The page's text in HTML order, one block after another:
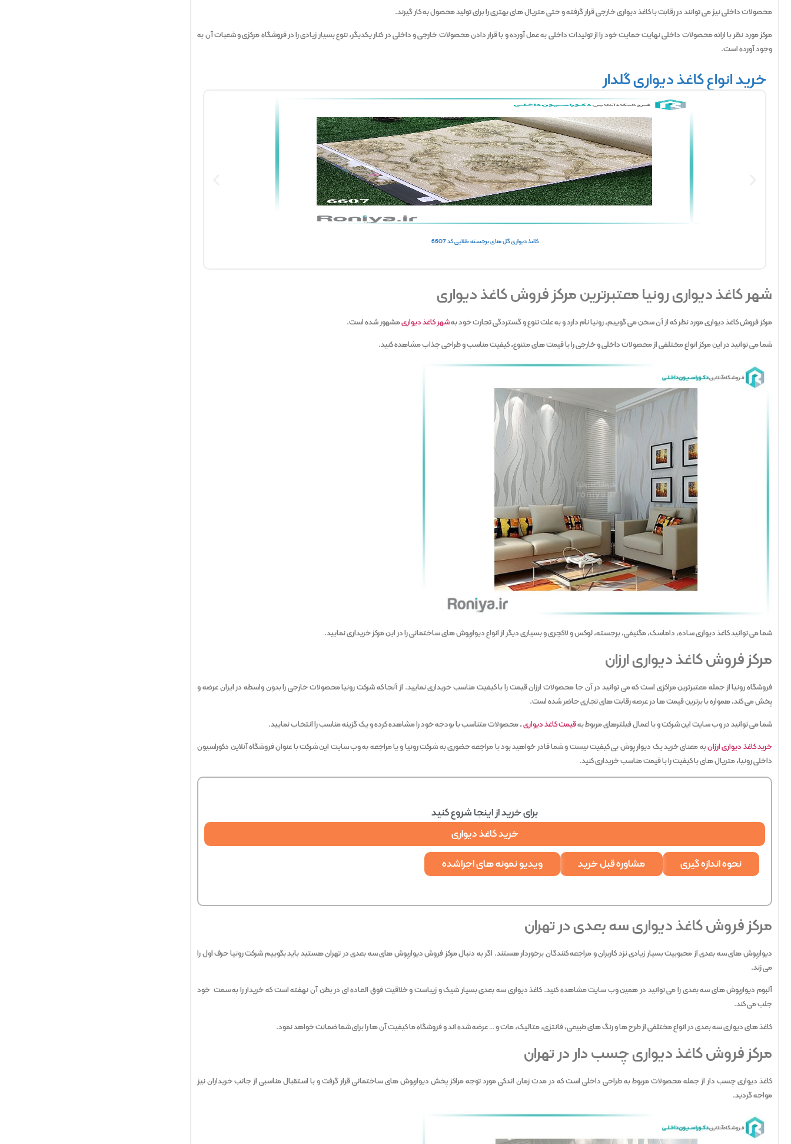
محصولات داخلی نیز می توانند در رقابت با کاغذ دیواری خارجی قرار گرفته و حتی متریال های بهتری را برای تولید محصول به کار گیرند.
مرکز مورد نظر با ارائه محصولات داخلی نهایت حمایت خود را از تولیدات داخلی به عمل آورده و با قرار دادن محصولات خارجی و داخلی در کنار یکدیگر، تنوع بسیار زیادی را در فروشگاه مرکزی و شعبات آن به
وجود آورده است.
خرید انواع کاغذ دیواری گلدار
کاغذ دیواری گل های برجسته طلایی کد 6607
شهر کاغذ دیواری رونیا معتبرترین مرکز فروش کاغذ دیواری
مرکز فروش کاغذ دیواری مورد نظر که از آن سخن می گوییم، رونیا نام دارد و به علت تنوع و گستردگی تجارت خود بهشهر کاغذ دیواریمشهور شده است.
شما می توانید در این مرکز انواع مختلفی از محصولات داخلی و خارجی را با قیمت های متنوع، کیفیت مناسب و طراحی جذاب مشاهده کنید.
شما می توانید کاغذ دیواری ساده، داماسک، مگنیفی، برجسته، لوکس و لاکچری و بسیاری دیگر از انواع دیوارپوش های ساختمانی را در این مرکز خریداری نمایید.
مرکز فروش کاغذ دیواری ارزان
فروشگاه رونیا از جمله معتبرترین مراکزی است که می توانید در آن جا محصولات ارزان قیمت را با کیفیت مناسب خریداری نمایید. از آنجا که شرکت رونیا محصولات خارجی را بدون واسطه در ایران عرضه و
پخش می کند، همواره با برترین قیمت ها در عرصه رقابت های تجاری حاضر شده است.
شما می توانید در وب سایت این شرکت و با اعمال فیلترهای مربوط بهقیمت کاغذ دیواری، محصولات متناسب با بودجه خود را مشاهده کرده و یک گزینه مناسب را انتخاب نمایید.
خرید کاغذ دیواری ارزانبه معنای خرید یک دیوار پوش بی کیفیت نیست و شما قادر خواهید بود با مراجعه حضوری به شرکت رونیا و یا مراجعه به وب سایت این شرکت با عنوان فروشگاه آنلاین دکوراسیون
داخلی رونیا، متریال های با کیفیت را با قیمت مناسب خریداری کنید.
برای خرید از اینجاشروع کنید
خرید کاغذ دیواری
نحوه اندازه گیری مشاوره قبل خرید ویدیو نمونه های اجراشده
مرکز فروش کاغذ دیواری سه بعدی در تهران
دیوارپوش های سه بعدی از محبوبیت بسیار زیادی نزد کاربران و مراجعه کنندگان برخوردار هستند. اگر به دنبال مرکز فروش دیوارپوش های سه بعدی در تهران هستید باید بگوییم شرکت رونیا حرف اول را
می زند.
آلبوم دیوارپوش های سه بعدی را می توانید در همین وب سایت مشاهده کنید. کاغذ دیواری سه بعدی بسیار شیک و زیباست و خلاقیت فوق العاده ای در بطن آن نهفته است که خریدار را به سمت خود
جلب می کند.
کاغذ های دیواری سه بعدی در انواع مختلفی از طرح ها و رنگ های طبیعی، فانتزی، متالیک، مات و … عرضه شده اند و فروشگاه ما کیفیت آن ها را برای شما ضمانت خواهد نمود.
مرکز فروش کاغذ دیواری چسب دار در تهران
کاغذ دیواری چسب دار از جمله محصولات مربوط به طراحی داخلی است که در مدت زمان اندکی مورد توجه مراکز پخش دیوارپوش های ساختمانی قرار گرفت و با استقبال مناسبی از جانب خریداران نیز
مواجه گردید.